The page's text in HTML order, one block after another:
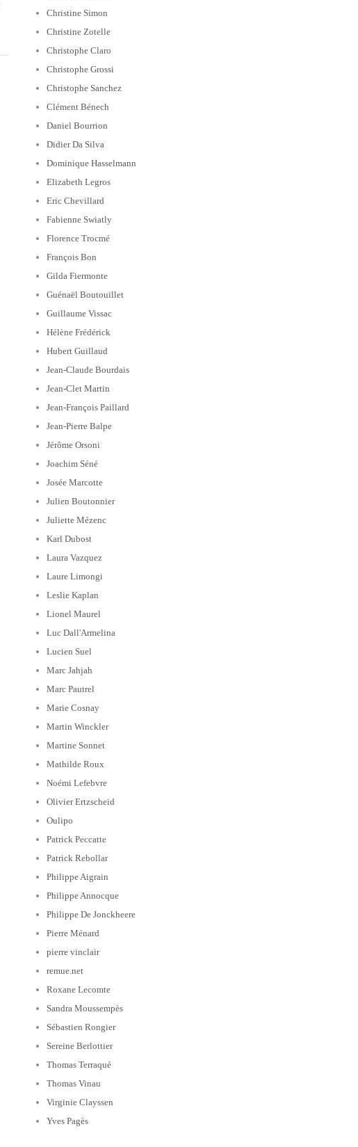
Christine Simon
Christine Zotelle
Christophe Claro
Christophe Grossi
Christophe Sanchez
Clément Bénech
Daniel Bourrion
Didier Da Silva
Dominique Hasselmann
Elizabeth Legros
Eric Chevillard
Fabienne Swiatly
Florence Trocmé
François Bon
Gilda Fiermonte
Guénaël Boutouillet
Guillaume Vissac
Hélène Frédérick
Hubert Guillaud
Jean-Claude Bourdais
Jean-Clet Martin
Jean-François Paillard
Jean-Pierre Balpe
Jérôme Orsoni
Joachim Séné
Josée Marcotte
Julien Boutonnier
Juliette Mézenc
Karl Dubost
Laura Vazquez
Laure Limongi
Leslie Kaplan
Lionel Maurel
Luc Dall'Armelina
Lucien Suel
Marc Jahjah
Marc Pautrel
Marie Cosnay
Martin Winckler
Martine Sonnet
Mathilde Roux
Noémi Lefebvre
Olivier Ertzscheid
Oulipo
Patrick Peccatte
Patrick Rebollar
Philippe Aigrain
Philippe Annocque
Philippe De Jonckheere
Pierre Ménard
pierre vinclair
remue.net
Roxane Lecomte
Sandra Moussempès
Sébastien Rongier
Sereine Berlottier
Thomas Terraqué
Thomas Vinau
Virginie Clayssen
Yves Pagès